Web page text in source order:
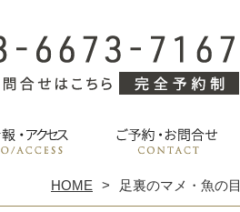
HOME 足裏のマメ・魚の目